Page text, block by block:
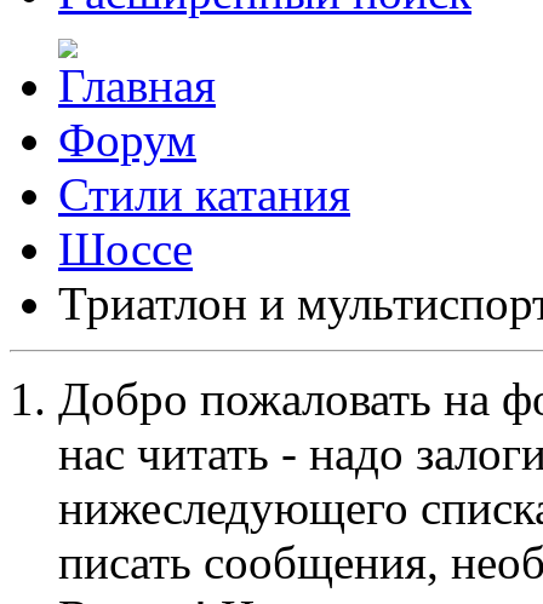
Форум
Стили катания
Шоссе
Триатлон и
Добро пожаловать на
нас читать - надо
нижеследующего
писать сообщения,